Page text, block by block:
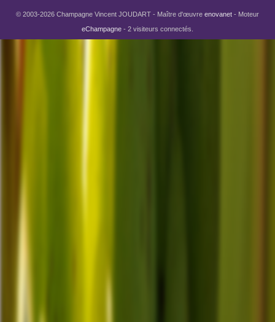
© 2003-2026 Champagne Vincent JOUDART - Maître d'œuvre enovanet - Moteur
eChampagne - 2 visiteurs connectés.